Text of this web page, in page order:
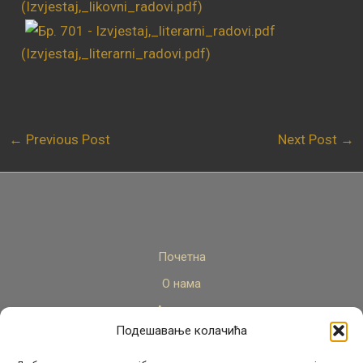
Подешавање колачића
(Izvjestaj,_likovni_radovi.pdf)
(Izvjestaj,_literarni_radovi.pdf)
← Previous Post Next Post →
Почетна
О нама
Актуелно
Стручни кадар